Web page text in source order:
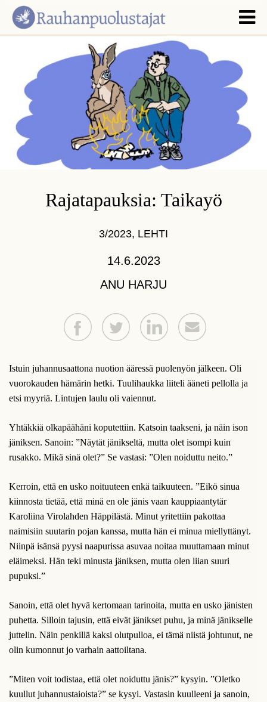
Rajatapauksia: Taikayö
3/2023, LEHTI
14.6.2023
ANU HARJU
Istuin juhannusaattona nuotion ääressä puolenyön jälkeen. Oli
vuorokauden hämärin hetki. Tuulihaukka liiteli ääneti pellolla ja
etsi myyriä. Lintujen laulu oli vaiennut.
Yhtäkkiä olkapäähäni koputettiin. Katsoin taakseni, ja näin ison
jäniksen. Sanoin: ”Näytät jänikseltä, mutta olet isompi kuin
rusakko. Mikä sinä olet?” Se vastasi: ”Olen noiduttu neito.”
Kerroin, että en usko noituuteen enkä taikuuteen. ”Eikö sinua
kiinnosta tietää, että minä en ole jänis vaan kauppiaantytär
Karoliina Virolahden Häppilästä. Minut yritettiin pakottaa
naimisiin suutarin pojan kanssa, mutta hän ei minua miellyttänyt.
Niinpä isänsä pyysi naapurissa asuvaa noitaa muuttamaan minut
eläimeksi. Hän teki minusta jäniksen, mutta olen liian suuri
pupuksi.”
Sanoin, että olet hyvä kertomaan tarinoita, mutta en usko jänisten
puhetta. Silloin tajusin, että eivät jänikset puhu, ja minä jänikselle
juttelin. Näin penkillä kaksi olutpulloa, ei tämä niistä johtunut, ne
olin kumonnut jo varhain aattoiltana.
”Miten voit todistaa, että olet noiduttu jänis?” kysyin. ”Oletko
kuullut juhannustaioista?” se kysyi. Vastasin kuulleeni ja sanoin,